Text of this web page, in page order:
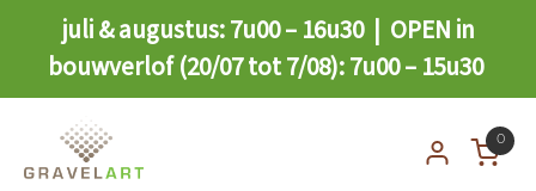
juli & augustus: 7u00 – 16u30 | OPEN in
bouwverlof (20/07 tot 7/08): 7u00 – 15u30
0